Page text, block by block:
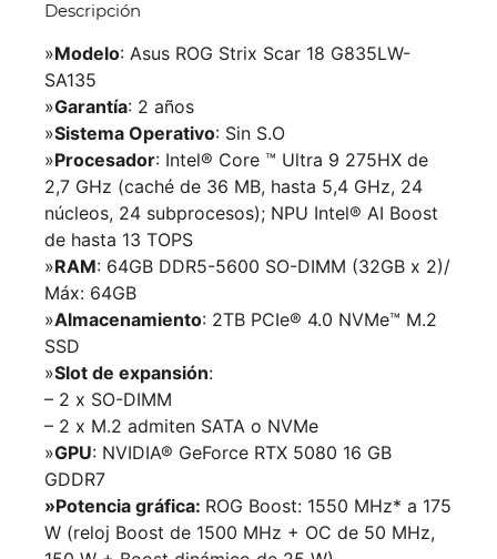
Descripción
»Modelo: Asus ROG Strix Scar 18 G835LW-
SA135
»Garantía: 2 años
»Sistema Operativo: Sin S.O
»Procesador: Intel® Core ™ Ultra 9 275HX de
2,7 GHz (caché de 36 MB, hasta 5,4 GHz, 24
núcleos, 24 subprocesos); NPU Intel® AI Boost
de hasta 13 TOPS
»RAM: 64GB DDR5-5600 SO-DIMM (32GB x 2)/
Máx: 64GB
»Almacenamiento: 2TB PCIe® 4.0 NVMe™ M.2
SSD
»Slot de expansión:
– 2 x SO-DIMM
– 2 x M.2 admiten SATA o NVMe
»GPU: NVIDIA® GeForce RTX 5080 16 GB
GDDR7
»Potencia gráfica: ROG Boost: 1550 MHz* a 175
W (reloj Boost de 1500 MHz + OC de 50 MHz,